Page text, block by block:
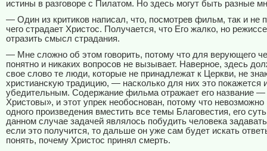
истины в разговоре с Пилатом. Но здесь могут быть разные
— Один из критиков написал, что, посмотрев фильм, так и не
чего страдает Христос. Получается, что Его жалко, но
отразить смысл страдания.
— Мне сложно об этом говорить, потому что для верующего
понятно и никаких вопросов не вызывает. Наверное, здесь
свое слово те люди, которые не принадлежат к Церкви, не
христианскую традицию, — насколько для них это покажется
убедительным. Содержание фильма отражает его название —
Христовы», и этот упрек необоснован, потому что невозможно
одного произведения вместить все темы Благовестия, его
данном случае задачей являлось побудить человека
если это получится, то дальше он уже сам будет искать
понять, почему Христос принял смерть.